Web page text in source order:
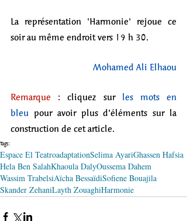
La représentation 'Harmonie' rejoue ce
soir au même endroit vers 19 h 30.
Mohamed Ali Elhaou
Remarque : cliquez sur les mots en
bleu pour avoir plus d’éléments sur la
construction de cet article.
Tags:
Espace El TeatroadaptationSelima AyariGhassen Hafsia
Hela Ben SalahKhaoula DalyOussema Dahem
Wassim TrabelsiAïcha BessaïdiSofiene Bouajila
Skander ZehaniLayth ZouaghiHarmonie